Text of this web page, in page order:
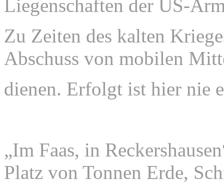
Liegenschaften der US-
Zu Zeiten des kalten
Abschuss von mobilen
dienen. Erfolgt ist hier nie
„Im Faas, in
Platz von Tonnen Erde,